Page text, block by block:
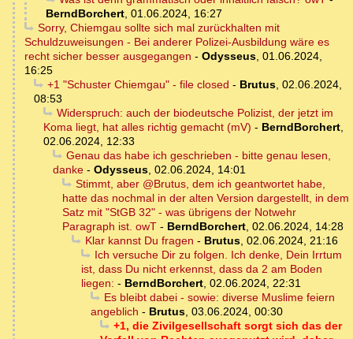
BerndBorchert, 01.06.2024, 16:27
Sorry, Chiemgau sollte sich mal zurückhalten mit
Schuldzuweisungen - Bei anderer Polizei-Ausbildung wäre es
recht sicher besser ausgegangen - Odysseus, 01.06.2024,
16:25
+1 "Schuster Chiemgau" - file closed - Brutus, 02.06.2024,
08:53
Widerspruch: auch der biodeutsche Polizist, der jetzt im
Koma liegt, hat alles richtig gemacht (mV) - BerndBorchert,
02.06.2024, 12:33
Genau das habe ich geschrieben - bitte genau lesen,
danke - Odysseus, 02.06.2024, 14:01
Stimmt, aber @Brutus, dem ich geantwortet habe,
hatte das nochmal in der alten Version dargestellt, in dem
Satz mit "StGB 32" - was übrigens der Notwehr
Paragraph ist. owT - BerndBorchert, 02.06.2024, 14:28
Klar kannst Du fragen - Brutus, 02.06.2024, 21:16
Ich versuche Dir zu folgen. Ich denke, Dein Irrtum
ist, dass Du nicht erkennst, dass da 2 am Boden
liegen: - BerndBorchert, 02.06.2024, 22:31
Es bleibt dabei - sowie: diverse Muslime feiern
angeblich - Brutus, 03.06.2024, 00:30
+1, die Zivilgesellschaft sorgt sich das der